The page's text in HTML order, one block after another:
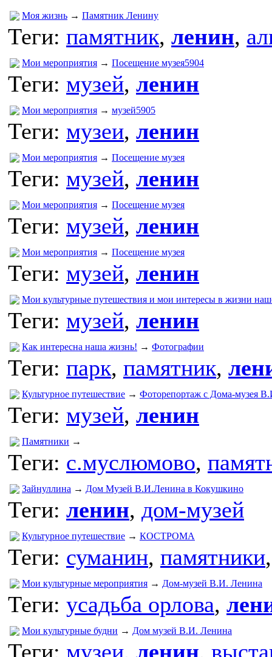
Моя жизнь → Памятник Ленину
Теги: памятник, ленин,
Мои мероприятия → Посещение музея5904
Теги: музей, ленин
Мои мероприятия → музей5905
Теги: музеи, ленин
Мои мероприятия → Посещение музея
Теги: музей, ленин
Мои мероприятия → Посещение музея
Теги: музей, ленин
Мои мероприятия → Посещение музея
Теги: музей, ленин
Мои культурные путешествия и мои интересы в жизни
Теги: музей, ленин
Как интересна наша жизнь! → Фотографии
Теги: парк, памятник,
Культурное путешествие → Фоторепортаж с Дома-музея
Теги: музей, ленин
Памятники →
Теги: с.муслюмово,
Зайнуллина → Дом Музей В.И.Ленина в Кокушкино
Теги: ленин, дом-музей
Культурное путешествие → КОСТРОМА
Теги: суманин, памятники
Мои культурные мероприятия → Дом-музей В.И. Ленина
Теги: усадьба орлова,
Мои культурные будни → Дом музей В.И. Ленина
Теги: музеи, ленин,